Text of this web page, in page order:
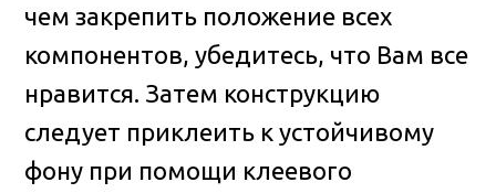
чем закрепить положение всех
компонентов, убедитесь, что Вам все
нравится. Затем конструкцию
следует приклеить к устойчивому
фону при помощи клеевого